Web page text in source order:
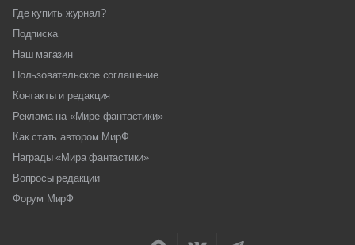
Где купить журнал?
Подписка
Наш магазин
Пользовательское соглашение
Контакты и редакция
Реклама на «Мире фантастики»
Как стать автором МирФ
Награды «Мира фантастики»
Вопросы редакции
Форум МирФ